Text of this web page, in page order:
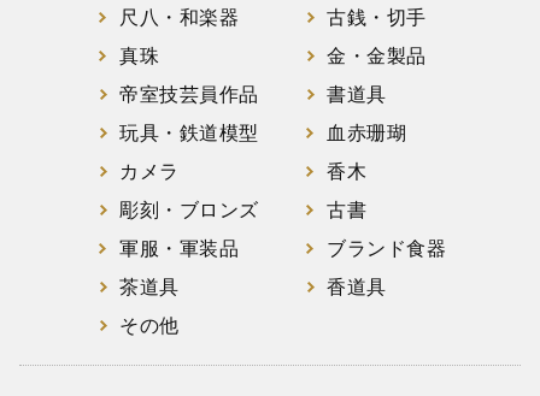
尺八・和楽器
古銭・切手
真珠
金・金製品
帝室技芸員作品
書道具
玩具・鉄道模型
血赤珊瑚
カメラ
香木
彫刻・ブロンズ
古書
軍服・軍装品
ブランド食器
茶道具
香道具
その他